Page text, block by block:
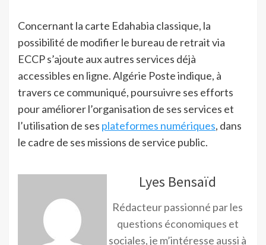
Concernant la carte Edahabia classique, la
possibilité de modifier le bureau de retrait via
ECCP s’ajoute aux autres services déjà
accessibles en ligne. Algérie Poste indique, à
travers ce communiqué, poursuivre ses efforts
pour améliorer l’organisation de ses services et
l’utilisation de ses plateformes numériques, dans
le cadre de ses missions de service public.
Lyes Bensaïd
Rédacteur passionné par les
questions économiques et
sociales, je m’intéresse aussi à